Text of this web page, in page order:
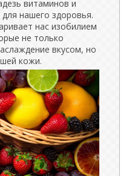
витаминов и
нашего здоровья.
нас изобилием
не только
вкусом, но
кожи.